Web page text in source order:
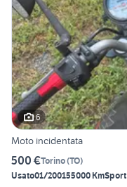
6
Moto incidentata
500 €Torino(TO)
Usato01/200155000 KmSport